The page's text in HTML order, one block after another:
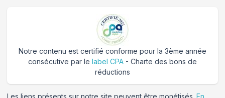
Notre contenu est certifié conforme pour la 3ème année
consécutive par le label CPA - Charte des bons de
réductions